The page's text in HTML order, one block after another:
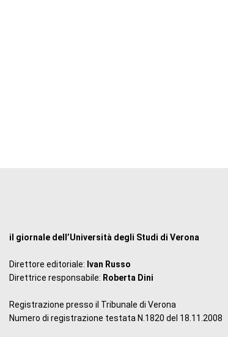
il giornale dell’Università degli Studi di Verona
Direttore editoriale: Ivan Russo
Direttrice responsabile: Roberta Dini
Registrazione presso il Tribunale di Verona
Numero di registrazione testata N.1820 del 18.11.2008